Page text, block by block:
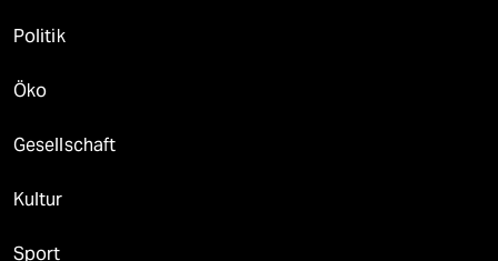
Politik
Öko
Gesellschaft
Kultur
Sport